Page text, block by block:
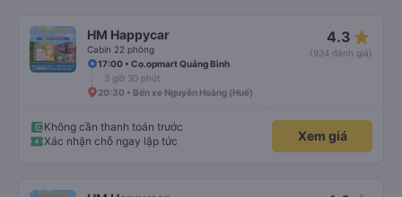
HM Happycar
Cabin 22 phòng
4.3 star_rate
(934 đánh giá)
17:00 • Co.opmart Quảng Bình
3 giờ 30 phút
20:30 • Bến xe Nguyễn Hoàng (Huế)
Không cần thanh toán trước
Xác nhận chỗ ngay lập tức
Xem giá